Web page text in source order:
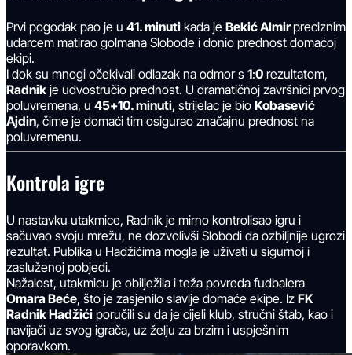
Prvi pogodak pao je u 41. minuti kada je Bekić Almirpreciznim
udarcem matirao golmana Slobode i donio prednost domaćoj
ekipi.
I dok su mnogi očekivali odlazak na odmor s 1:0 rezultatom,
Radnik je udvostručio prednost. U dramatičnoj završnici prvog
poluvremena, u 45+10. minuti, strijelac je bio Kobasević
Ajdin, čime je domaći tim osigurao značajnu prednost na
poluvremenu.
Kontrola igre
U nastavku utakmice, Radnik je mirno kontrolisao igru i
sačuvao svoju mrežu, ne dozvolivši Slobodi da ozbiljnije ugrozi
rezultat. Publika u Hadžićima mogla je uživati u sigurnoj i
zasluženoj pobjedi.
Nažalost, utakmicu je obilježila i teža povreda fudbalera
Omara Beće, što je zasjenilo slavlje domaće ekipe. Iz FK
Radnik Hadžići poručili su da je cijeli klub, stručni štab, kao i
navijači uz svog igrača, uz želju za brzim i uspješnim
oporavkom.